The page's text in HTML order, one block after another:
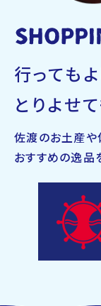
行ってもよ
とりよせ
佐渡のお土産や
おすすめの逸品